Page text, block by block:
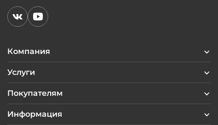
Компания
Услуги
Покупателям
Информация